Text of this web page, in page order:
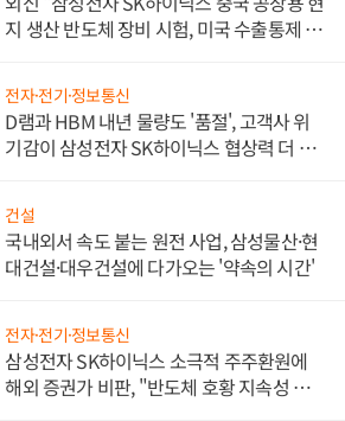
지 생산 반도체 장비 시험, 미국 수출통제 대
전자·전기·정보통신
D램과 HBM 내년 물량도 '품절', 고객사 위
기감이 삼성전자 SK하이닉스 협상력 더 키
건설
국내외서 속도 붙는 원전 사업, 삼성물산·현
대건설·대우건설에 다가오는 '약속의 시간'
전자·전기·정보통신
삼성전자 SK하이닉스 소극적 주주환원에
해외 증권가 비판, "반도체 호황 지속성 의